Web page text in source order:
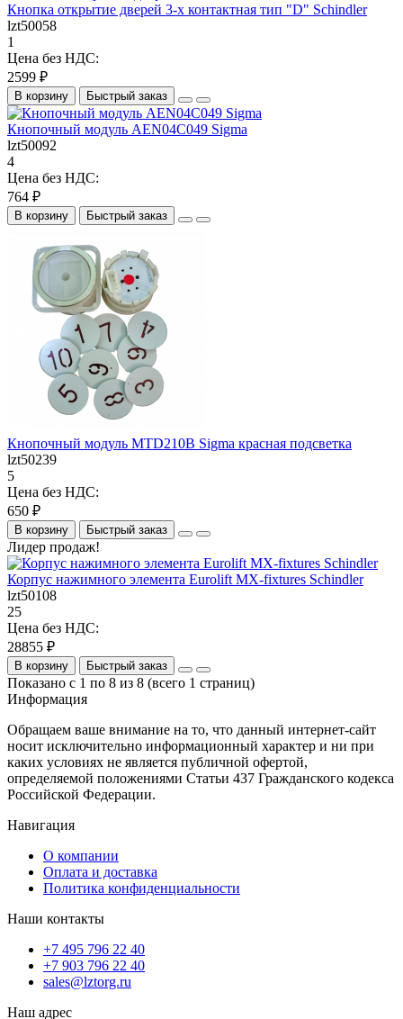
Кнопка открытие дверей 3-х контактная тип "D" Schindler
lzt50058
1
Цена без НДС:
2599 ₽
В корзину Быстрый заказ
Кнопочный модуль AEN04C049 Sigma
lzt50092
4
Цена без НДС:
764 ₽
В корзину Быстрый заказ
Кнопочный модуль MTD210B Sigma красная подсветка
lzt50239
5
Цена без НДС:
650 ₽
В корзину Быстрый заказ
Лидер продаж!
Корпус нажимного элемента Eurolift MX-fixtures Schindler
lzt50108
25
Цена без НДС:
28855 ₽
В корзину Быстрый заказ
Показано с 1 по 8 из 8 (всего 1 страниц)
Информация
Обращаем ваше внимание на то, что данный интернет-сайт
носит исключительно информационный характер и ни при
каких условиях не является публичной офертой,
определяемой положениями Статьи 437 Гражданского кодекса
Российской Федерации.
Навигация
О компании
Оплата и доставка
Политика конфиденциальности
Наши контакты
+7 495 796 22 40
+7 903 796 22 40
sales@lztorg.ru
Наш адрес